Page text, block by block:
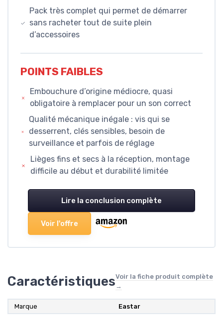
Pack très complet qui permet de démarrer
sans racheter tout de suite plein
d’accessoires
POINTS FAIBLES
Embouchure d’origine médiocre, quasi
obligatoire à remplacer pour un son correct
Qualité mécanique inégale : vis qui se
desserrent, clés sensibles, besoin de
surveillance et parfois de réglage
Lièges fins et secs à la réception, montage
difficile au début et durabilité limitée
Lire la conclusion complète
Voir l'offre
CaractéristiquesVoir la fiche produit complète
→
Marque Eastar